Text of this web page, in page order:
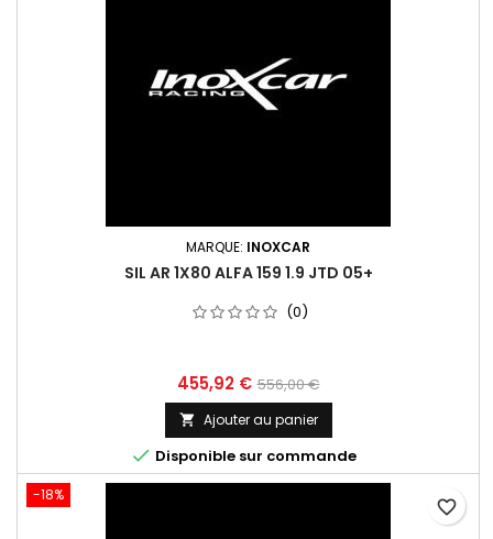
MARQUE: INOXCAR
SIL AR 1X80 ALFA 159 1.9 JTD 05+
(0)
Prix
455,92 € Prix
de
base
556,00 €
 Ajouter au panier
 Disponible sur commande
-18%
favorite_border